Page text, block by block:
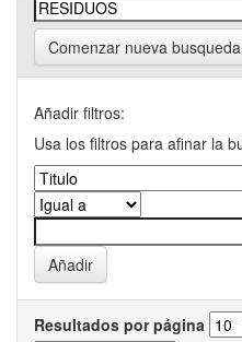
Comenzar nueva busqueda
Añadir filtros:
Usa los filtros para afinar la
Resultados por página